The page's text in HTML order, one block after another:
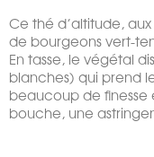
Ce thé d’altitude,
de bourgeons vert-
En tasse, le végétal
blanches) qui prend
beaucoup de
bouche, une